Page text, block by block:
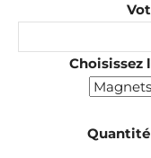
Choisissez
Quantité